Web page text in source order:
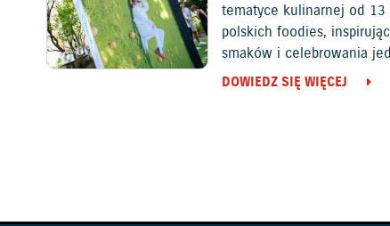
tematyce kulinarnej od 13
polskich foodies,
smaków i celebrowania
DOWIEDZ SIĘ WIĘCEJ